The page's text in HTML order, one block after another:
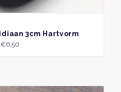
3cm Hartvorm
€6,50